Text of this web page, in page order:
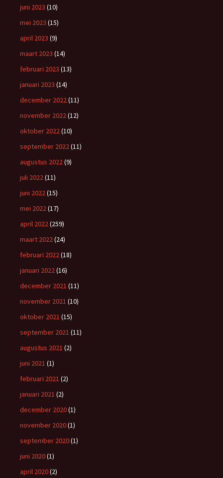
juni 2023 (10)
mei 2023 (15)
april 2023 (9)
maart 2023 (14)
februari 2023 (13)
januari 2023 (14)
december 2022(11)
november 2022(12)
oktober 2022(10)
september 2022(11)
augustus 2022(9)
juli 2022(11)
juni 2022(15)
mei 2022(17)
april 2022(259)
maart 2022(24)
februari 2022(18)
januari 2022(16)
december 2021 (11)
november 2021 (10)
oktober 2021 (15)
september 2021 (11)
augustus 2021 (2)
juni 2021 (1)
februari 2021 (2)
januari 2021 (2)
december 2020(1)
november 2020(1)
september 2020(1)
juni 2020(1)
april 2020(2)